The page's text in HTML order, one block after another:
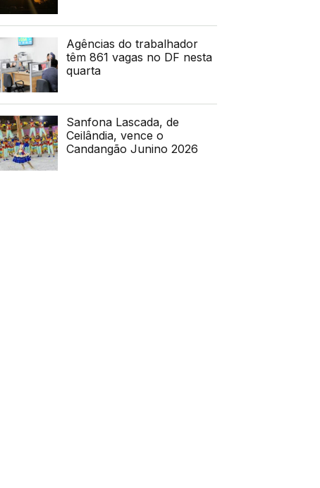
Agências do trabalhador
têm 861 vagas no DF nesta
quarta
Sanfona Lascada, de
Ceilândia, vence o
Candangão Junino 2026